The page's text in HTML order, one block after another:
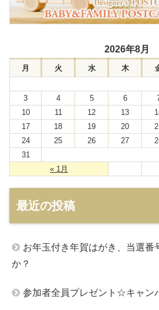
2026年8月
月 火 水 木
« 1月
3
4 5 6
10
11 12 13
17
18 19 20
24
25 26 27
31
最近の投稿
お年玉付き年賀はがき、当選番
か？
参加者全員プレゼント☆キャン